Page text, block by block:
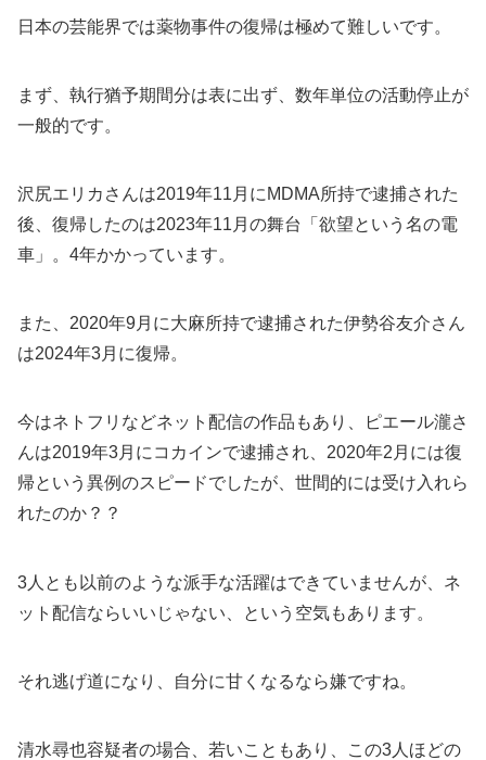
日本の芸能界では薬物事件の復帰は極めて難しいです。
まず、執行猶予期間分は表に出ず、数年単位の活動停止が
一般的です。
沢尻エリカさんは2019年11月にMDMA所持で逮捕された
後、復帰したのは2023年11月の舞台「欲望という名の電
車」。4年かかっています。
また、2020年9月に大麻所持で逮捕された伊勢谷友介さん
は2024年3月に復帰。
今はネトフリなどネット配信の作品もあり、ピエール瀧さ
んは2019年3月にコカインで逮捕され、2020年2月には復
帰という異例のスピードでしたが、世間的には受け入れら
れたのか？？
3人とも以前のような派手な活躍はできていませんが、ネ
ット配信ならいいじゃない、という空気もあります。
それ逃げ道になり、自分に甘くなるなら嫌ですね。
清水尋也容疑者の場合、若いこともあり、この3人ほどの